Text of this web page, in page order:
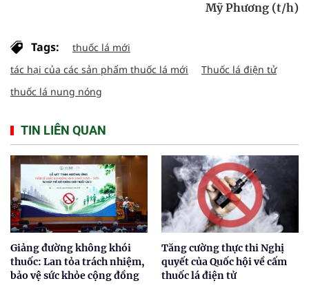
Mỹ Phương (t/h)
Tags:
thuốc lá mới
tác hại của các sản phẩm thuốc lá mới
Thuốc lá điện tử
thuốc lá nung nóng
TIN LIÊN QUAN
Giảng đường không khói
thuốc: Lan tỏa trách nhiệm,
bảo vệ sức khỏe cộng đồng
Tăng cường thực thi Nghị
quyết của Quốc hội về cấm
thuốc lá điện tử